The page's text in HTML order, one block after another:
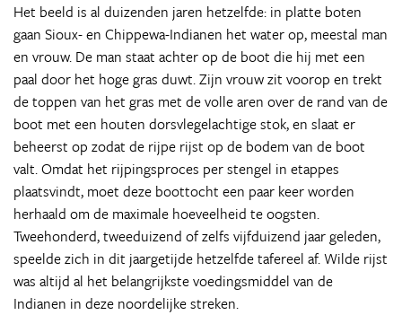
Het beeld is al duizenden jaren hetzelfde: in platte boten
gaan Sioux- en Chippewa-Indianen het water op, meestal man
en vrouw. De man staat achter op de boot die hij met een
paal door het hoge gras duwt. Zijn vrouw zit voorop en trekt
de toppen van het gras met de volle aren over de rand van de
boot met een houten dorsvlegelachtige stok, en slaat er
beheerst op zodat de rijpe rijst op de bodem van de boot
valt. Omdat het rijpingsproces per stengel in etappes
plaatsvindt, moet deze boottocht een paar keer worden
herhaald om de maximale hoeveelheid te oogsten.
Tweehonderd, tweeduizend of zelfs vijfduizend jaar geleden,
speelde zich in dit jaargetijde hetzelfde tafereel af. Wilde rijst
was altijd al het belangrijkste voedingsmiddel van de
Indianen in deze noordelijke streken.